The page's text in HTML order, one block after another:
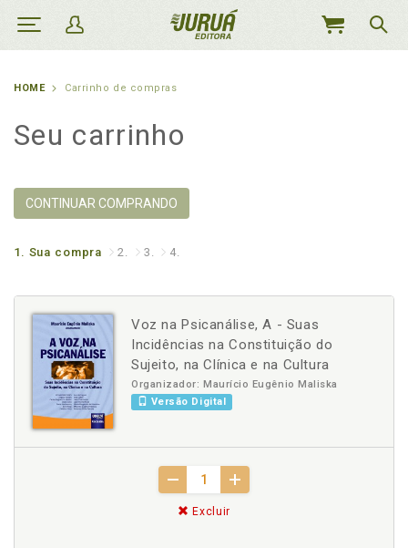
MEU
HOME Carrinho de compras
Seu carrinho
CONTINUAR COMPRANDO
1. Sua compra 2. 3. 4.
Voz na Psicanálise, A - Suas
Incidências na Constituição do
Sujeito, na Clínica e na Cultura
Organizador: Maurício Eugênio Maliska
Versão Digital
Excluir